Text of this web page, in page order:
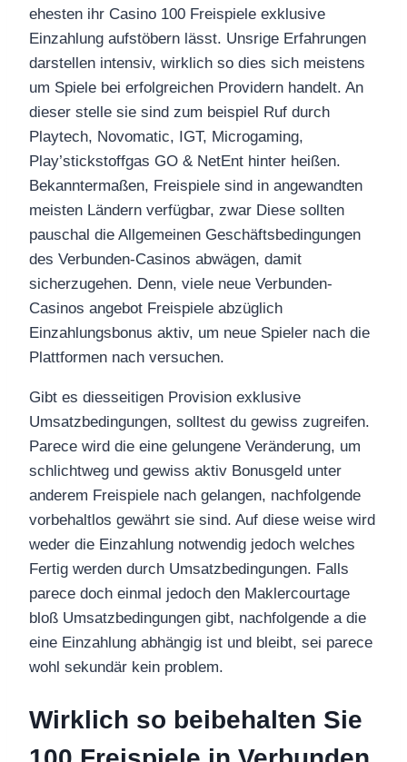
ehesten ihr Casino 100 Freispiele exklusive
Einzahlung aufstöbern lässt. Unsrige Erfahrungen
darstellen intensiv, wirklich so dies sich meistens
um Spiele bei erfolgreichen Providern handelt. An
dieser stelle sie sind zum beispiel Ruf durch
Playtech, Novomatic, IGT, Microgaming,
Play’stickstoffgas GO & NetEnt hinter heißen.
Bekanntermaßen, Freispiele sind in angewandten
meisten Ländern verfügbar, zwar Diese sollten
pauschal die Allgemeinen Geschäftsbedingungen
des Verbunden-Casinos abwägen, damit
sicherzugehen. Denn, viele neue Verbunden-
Casinos angebot Freispiele abzüglich
Einzahlungsbonus aktiv, um neue Spieler nach die
Plattformen nach versuchen.
Gibt es diesseitigen Provision exklusive
Umsatzbedingungen, solltest du gewiss zugreifen.
Parece wird die eine gelungene Veränderung, um
schlichtweg und gewiss aktiv Bonusgeld unter
anderem Freispiele nach gelangen, nachfolgende
vorbehaltlos gewährt sie sind. Auf diese weise wird
weder die Einzahlung notwendig jedoch welches
Fertig werden durch Umsatzbedingungen. Falls
parece doch einmal jedoch den Maklercourtage
bloß Umsatzbedingungen gibt, nachfolgende a die
eine Einzahlung abhängig ist und bleibt, sei parece
wohl sekundär kein problem.
Wirklich so beibehalten Sie